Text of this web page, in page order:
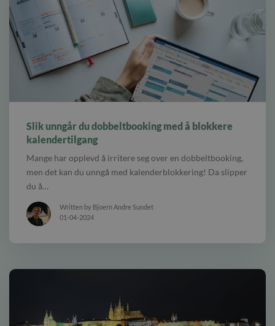
skjerm med flere avtaler
Slik unngår du dobbeltbooking med å blokkere
kalendertilgang
Mange har opplevd å irritere seg over en dobbeltbooking,
men det kan du unngå med kalenderblokkering! Da slipper
du å…
Written by Bjoern Andre Sundet
01-04-2024